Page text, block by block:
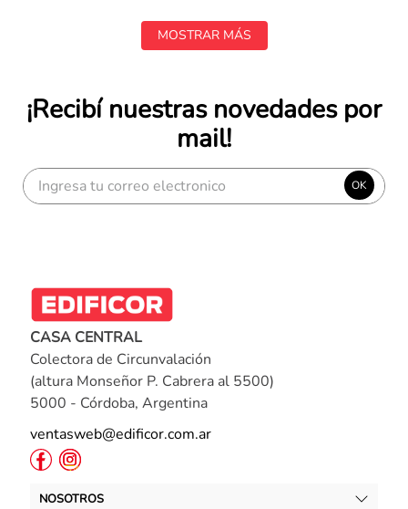
MOSTRAR MÁS
¡Recibí nuestras novedades por
mail!
OK
CASA CENTRAL
Colectora de Circunvalación
(altura Monseñor P. Cabrera al 5500)
5000 - Córdoba, Argentina
ventasweb@edificor.com.ar
NOSOTROS